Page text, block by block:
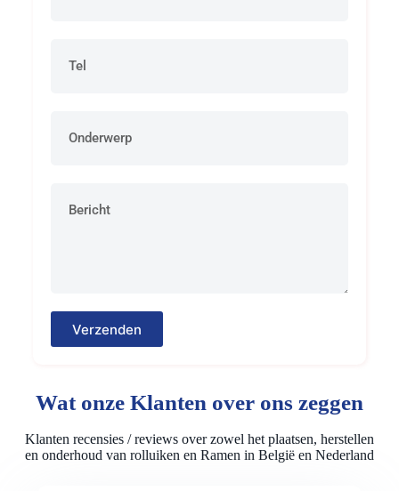
Verzenden
Wat onze Klanten over ons zeggen
Klanten recensies / reviews over zowel het plaatsen, herstellen
en onderhoud van rolluiken en Ramen in België en Nederland